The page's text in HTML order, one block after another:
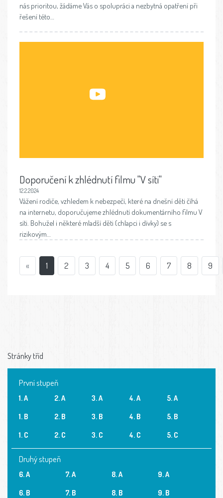
nás prioritou, žádáme Vás o spolupráci a nezbytná opatření při
řešení této…
Doporučení k zhlédnutí filmu "V síti"
12.2.2024
Vážení rodiče, vzhledem k nebezpečí, které na dnešní děti číhá
na internetu, doporučujeme zhlédnutí dokumentárního filmu V
síti. Bohužel i některé mladší děti (chlapci i dívky) se s
rizikovým…
« 1 2 3 4 5 6 7 8 9
Stránky tříd
První stupeň
1. A
1. B
1. C
2. A
2. B
2. C
3. A
3. B
3. C
4. A
4. B
4. C
5. A
5. B
5. C
Druhý stupeň
6. A
6. B
7. A
7. B
8. A
8. B
9. A
9. B